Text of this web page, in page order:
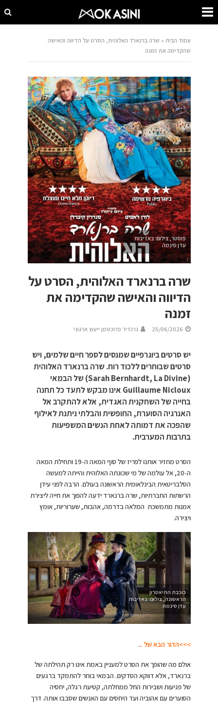
עמוד הבית » שרה ברנארד האלוהית, הסרט על הדיווה והאישה
שהקדימה את זמנה
פוסטר, צילום: באדיבות
עדן סינמה
שרה ברנארד האלוהית, הסרט על
הדיווה והאישה שהקדימה את
זמנה
25/06/2026 גרנדיר פרוכטמן ייעוץ ארגוני
יש סרטים ביוגרפיים שמנסים לספר חיים שלמים, ויש
סרטים שבוחרים ללכוד רוח. שרה ברנארד האלוהית
(Sarah Bernhardt, La Divine) של הבמאי
Guillaume Nicloux אינו מבקש לתעד כל תחנה
בחייה של השחקנית האגדית, אלא להתקרב אל
האנרגיה הסוערת, החופשית והבלתי ניתנת לאילוף
שהפכה את דמותה לאחת הנשים המשפיעות
בתרבות המערבית.
הסרט מחזיר אותנו לפריז של סוף המאה ה-19 ותחילת המאה
ה-20, אל עולמה של מי שכונתה האלוהית והייתה למעשה
הסלבריטאית הבינלאומית הראשונה בעולם. הרבה לפני עידן
הרשתות החברתיות, שרה ברנארד ידעה להפוך את חייה ליצירת
אמנות מתמשכת המלאה בדרמה, אהבות, שערוריות, אומץ
ויצירה.
כוכבת התיאטרון
הראשונה, צילום: באדיבות
עדן סינמה
>>>הדור הבא של ...
אולם מה שהופך את הסרט למעניין באמת אינו רק תהילתה של
ברנארד, אלא דווקא הסדקים. הבמאי בוחר להתמקד ברגעים
של פגיעות ושבירות החל ממחלתה, קטיעת רגלה, יחסיה
הסוערים עם אהוביה ועד היחסים עם האנשים שסבבו אותה. דרך